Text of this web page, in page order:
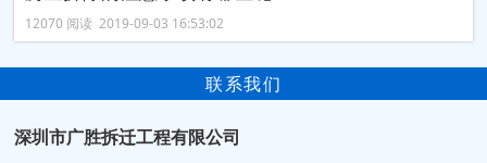
12070 阅读 2019-09-03 16:53:02
联系我们
深圳市广胜拆迁工程有限公司